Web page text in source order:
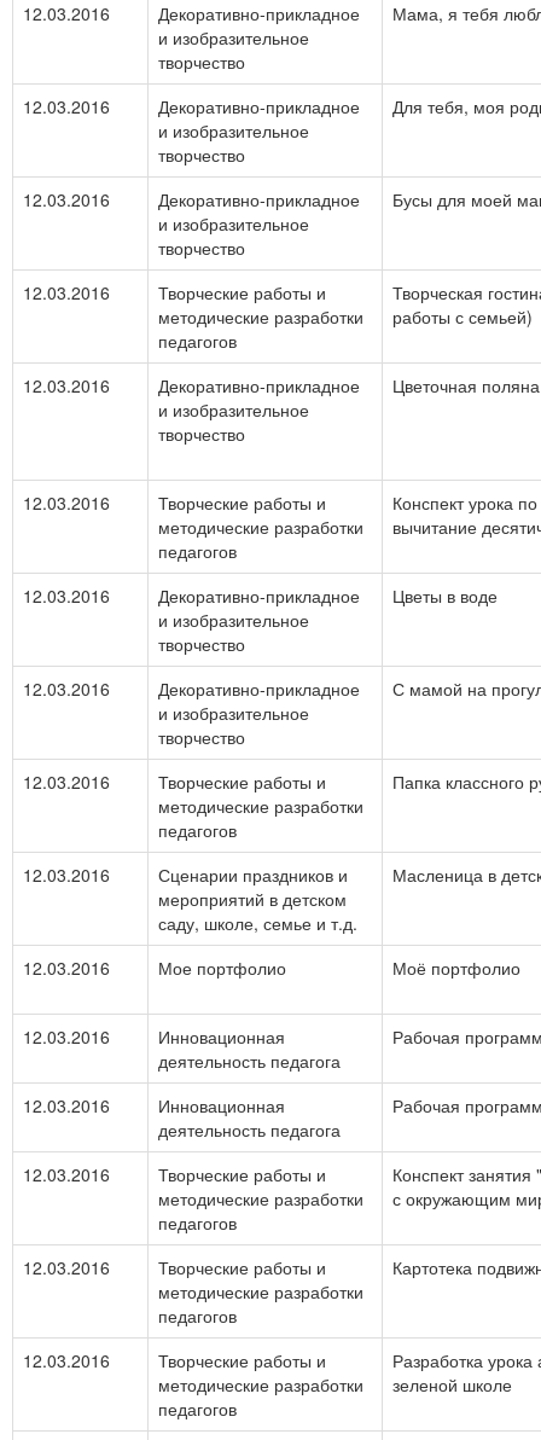
12.03.2016
Декоративно-прикладное
и изобразительное
творчество
Мама, я тебя
12.03.2016
Декоративно-прикладное
и изобразительное
творчество
Для тебя, моя
12.03.2016
Декоративно-прикладное
и изобразительное
творчество
Бусы для моей
12.03.2016
Творческие работы и
методические разработки
педагогов
Творческая
работы с семьей)
12.03.2016
Декоративно-прикладное
и изобразительное
творчество
Цветочная поляна
12.03.2016
Творческие работы и
методические разработки
педагогов
Конспект урока
вычитание
12.03.2016
Декоративно-прикладное
и изобразительное
творчество
Цветы в воде
12.03.2016
Декоративно-прикладное
и изобразительное
творчество
С мамой на
12.03.2016
Творческие работы и
методические разработки
педагогов
Папка классного
12.03.2016
Сценарии праздников и
мероприятий в детском
саду, школе, семье и т.д.
Масленица в
12.03.2016 Мое портфолио Моё портфолио
12.03.2016
Инновационная
деятельность педагога
Рабочая
12.03.2016
Инновационная
деятельность педагога
Рабочая
12.03.2016
Творческие работы и
методические разработки
педагогов
Конспект
с окружающим
12.03.2016
Творческие работы и
методические разработки
педагогов
Картотека
12.03.2016
Творческие работы и
методические разработки
педагогов
Разработка урока
зеленой школе